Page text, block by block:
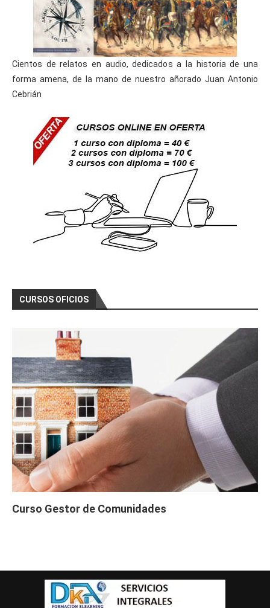
Cientos de relatos en audio, dedicados a la historia de una
forma amena, de la mano de nuestro añorado Juan Antonio
Cebrián
CURSOS OFICIOS
Curso Gestor de Comunidades